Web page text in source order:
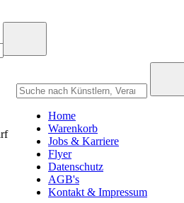
Home
Warenkorb
Jobs & Karriere
Flyer
Datenschutz
AGB's
Kontakt & Impressum